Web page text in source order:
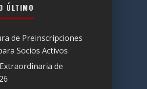
ÚLTIMO
de Preinscripciones
Socios Activos
de